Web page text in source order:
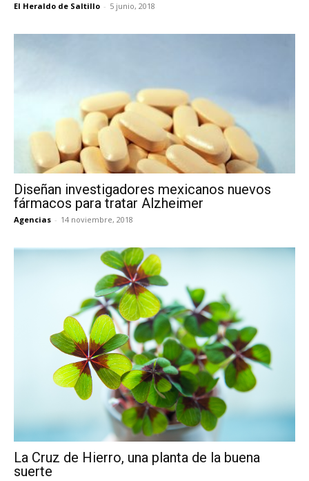
El Heraldo de Saltillo - 5 junio, 2018
Diseñan investigadores mexicanos nuevos
fármacos para tratar Alzheimer
Agencias - 14 noviembre, 2018
La Cruz de Hierro, una planta de la buena
suerte